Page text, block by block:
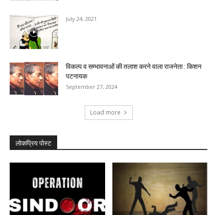
July 24, 2021
विकल्प व सम्भावनाओं की तलाश करने वाला राजनेता : किशन
पटनायक
September 27, 2024
Load more
लोकप्रिय पोस्ट